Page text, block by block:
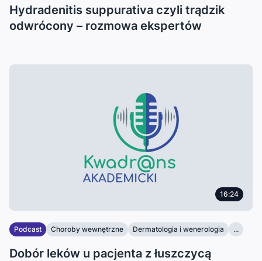
Hydradenitis suppurativa czyli trądzik
odwrócony – rozmowa ekspertów
16:24
Podcast Choroby wewnętrzne Dermatologia i wenerologia ...
Dobór leków u pacjenta z łuszczycą